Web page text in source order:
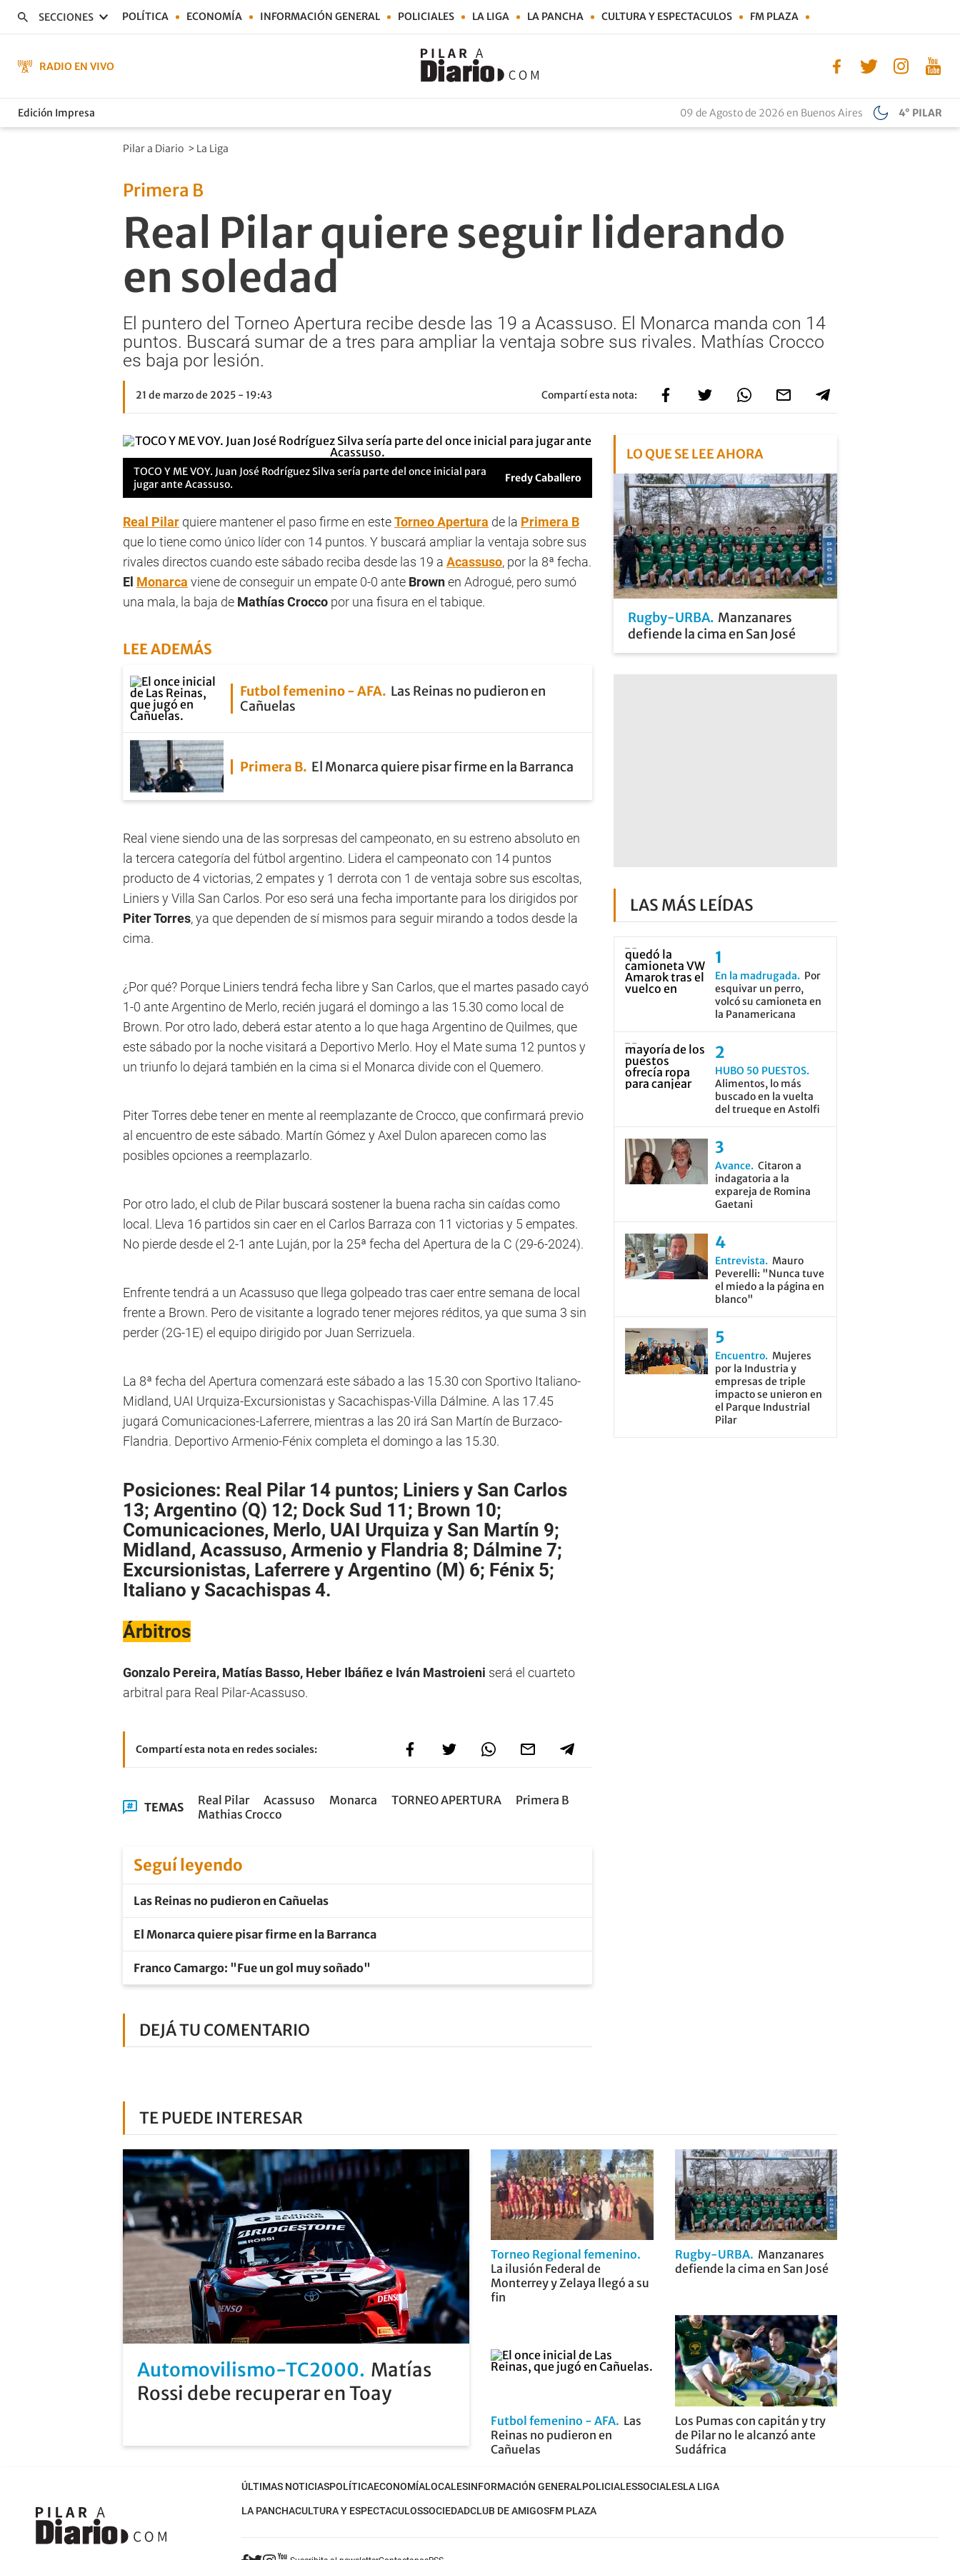
SECCIONES POLÍTICA ECONOMÍA INFORMACIÓN GENERAL POLICIALES LA LIGA LA PANCHA CULTURA Y ESPECTACULOS FM PLAZA
RADIO EN VIVO
Edición Impresa 09 de Agosto de 2026 en Buenos Aires 4° PILAR
Pilar a Diario > La Liga
Primera B
Real Pilar quiere seguir liderando
en soledad
El puntero del Torneo Apertura recibe desde las 19 a Acassuso. El Monarca manda con 14
puntos. Buscará sumar de a tres para ampliar la ventaja sobre sus rivales. Mathías Crocco
es baja por lesión.
21 de marzo de 2025 - 19:43 Compartí esta nota:
TOCO Y ME VOY. Juan José Rodríguez Silva sería parte del once inicial para
jugar ante Acassuso.
Fredy Caballero
Real Pilar quiere mantener el paso firme en esteTorneo Apertura de la Primera B
que lo tiene como único líder con 14 puntos. Y buscará ampliar la ventaja sobre sus
rivales directos cuando este sábado reciba desde las 19 a Acassuso, por la 8ª fecha.
El Monarca viene de conseguir un empate 0-0 ante Brownen Adrogué, pero sumó
una mala, la baja de Mathías Crocco por una fisura en el tabique.
LEE ADEMÁS
Futbol femenino - AFA Las Reinas no pudieron en
Cañuelas
Primera B El Monarca quiere pisar firme en la Barranca
Real viene siendo una de las sorpresas del campeonato, en su estreno absoluto en
la tercera categoría del fútbol argentino. Lidera el campeonato con 14 puntos
producto de 4 victorias, 2 empates y 1 derrota con 1 de ventaja sobre sus escoltas,
Liniers y Villa San Carlos. Por eso será una fecha importante para los dirigidos por
Piter Torres, ya que dependen de sí mismos para seguir mirando a todos desde la
cima.
¿Por qué? Porque Liniers tendrá fecha libre y San Carlos, que el martes pasado cayó
1-0 ante Argentino de Merlo, recién jugará el domingo a las 15.30 como local de
Brown. Por otro lado, deberá estar atento a lo que haga Argentino de Quilmes, que
este sábado por la noche visitará a Deportivo Merlo. Hoy el Mate suma 12 puntos y
un triunfo lo dejará también en la cima si el Monarca divide con el Quemero.
Piter Torres debe tener en mente al reemplazante de Crocco, que confirmará previo
al encuentro de este sábado. Martín Gómez y Axel Dulon aparecen como las
posibles opciones a reemplazarlo.
Por otro lado, el club de Pilar buscará sostener la buena racha sin caídas como
local. Lleva 16 partidos sin caer en el Carlos Barraza con 11 victorias y 5 empates.
No pierde desde el 2-1 ante Luján, por la 25ª fecha del Apertura de la C (29-6-2024).
Enfrente tendrá a un Acassuso que llega golpeado tras caer entre semana de local
frente a Brown. Pero de visitante a logrado tener mejores réditos, ya que suma 3 sin
perder (2G-1E) el equipo dirigido por Juan Serrizuela.
La 8ª fecha del Apertura comenzará este sábado a las 15.30 con Sportivo Italiano-
Midland, UAI Urquiza-Excursionistas y Sacachispas-Villa Dálmine. A las 17.45
jugará Comunicaciones-Laferrere, mientras a las 20 irá San Martín de Burzaco-
Flandria. Deportivo Armenio-Fénix completa el domingo a las 15.30.
Posiciones: Real Pilar 14 puntos; Liniers y San Carlos
13; Argentino (Q) 12; Dock Sud 11; Brown 10;
Comunicaciones, Merlo, UAI Urquiza y San Martín 9;
Midland, Acassuso, Armenio y Flandria 8; Dálmine 7;
Excursionistas, Laferrere y Argentino (M) 6; Fénix 5;
Italiano y Sacachispas 4.
Árbitros
Gonzalo Pereira, Matías Basso, Heber Ibáñez e Iván Mastroieni será el cuarteto
arbitral para Real Pilar-Acassuso.
Compartí esta nota en redes sociales:
TEMAS Real Pilar Acassuso Monarca TORNEO APERTURA
Primera B
Mathias Crocco
Seguí leyendo
Las Reinas no pudieron en Cañuelas
El Monarca quiere pisar firme en la Barranca
Franco Camargo: "Fue un gol muy soñado"
DEJÁ TU COMENTARIO
LO QUE SE LEE AHORA
Rugby-URBA Manzanares
defiende la cima en San José
LAS MÁS LEÍDAS
En la madrugada
Por
esquivar un perro,
volcó su camioneta en
la Panamericana
HUBO 50 PUESTOS
Alimentos, lo más
buscado en la vuelta
del trueque en Astolfi
Avance Citaron a
indagatoria a la
expareja de Romina
Gaetani
Entrevista
Mauro
Peverelli: "Nunca tuve
el miedo a la página en
blanco"
Encuentro Mujeres
por la Industria y
empresas de triple
impacto se unieron en
el Parque Industrial
Pilar
TE PUEDE INTERESAR
Automovilismo-TC2000 Matías
Rossi debe recuperar en Toay
Torneo Regional femenino
La ilusión Federal de
Monterrey y Zelaya llegó a su
fin
Rugby-URBA
Manzanares
defiende la cima en San José
Futbol femenino - AFA Las
Reinas no pudieron en
Cañuelas
Los Pumas con capitán y try
de Pilar no le alcanzó ante
Sudáfrica
ÚLTIMAS NOTICIASPOLÍTICAECONOMÍALOCALESINFORMACIÓN GENERALPOLICIALESSOCIALESLA LIGA
LA PANCHACULTURA Y ESPECTACULOSSOCIEDADCLUB DE AMIGOSFM PLAZA